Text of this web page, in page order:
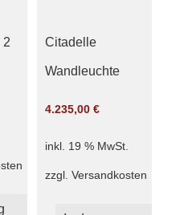
2 Citadelle
Wandleuchte
4.235,00 €
inkl. 19 % MwSt.
zzgl. Versandkosten